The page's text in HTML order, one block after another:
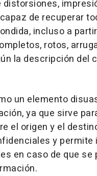
de recuperar
incluso a
rotos,
la descripción del
un elemento
ya que sirve
el origen y el
y
en caso de que se